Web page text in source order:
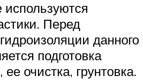
Перед
данного
подготовка
очистка, грунтовка.